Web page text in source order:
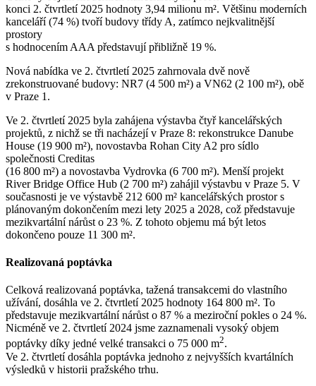
konci 2. čtvrtletí 2025 hodnoty 3,94 milionu m². Většinu moderních
kanceláří (74 %) tvoří budovy třídy A, zatímco nejkvalitnější
prostory
s hodnocením AAA představují přibližně 19 %.
Nová nabídka ve 2. čtvrtletí 2025 zahrnovala dvě nově
zrekonstruované budovy: NR7 (4 500 m²) a VN62 (2 100 m²), obě
v Praze 1.
Ve 2. čtvrtletí 2025 byla zahájena výstavba čtyř kancelářských
projektů, z nichž se tři nacházejí v Praze 8: rekonstrukce Danube
House (19 900 m²), novostavba Rohan City A2 pro sídlo
společnosti Creditas
(16 800 m²) a novostavba Vydrovka (6 700 m²). Menší projekt
River Bridge Office Hub (2 700 m²) zahájil výstavbu v Praze 5. V
současnosti je ve výstavbě 212 600 m² kancelářských prostor s
plánovaným dokončením mezi lety 2025 a 2028, což představuje
mezikvartální nárůst o 23 %. Z tohoto objemu má být letos
dokončeno pouze 11 300 m².
Realizovaná poptávka
Celková realizovaná poptávka, tažená transakcemi do vlastního
užívání, dosáhla ve 2. čtvrtletí 2025 hodnoty 164 800 m². To
představuje mezikvartální nárůst o 87 % a meziroční pokles o 24 %.
Nicméně ve 2. čtvrtletí 2024 jsme zaznamenali vysoký objem
poptávky díky jedné velké transakci o 75 000 m2.
Ve 2. čtvrtletí dosáhla poptávka jednoho z nejvyšších kvartálních
výsledků v historii pražského trhu.